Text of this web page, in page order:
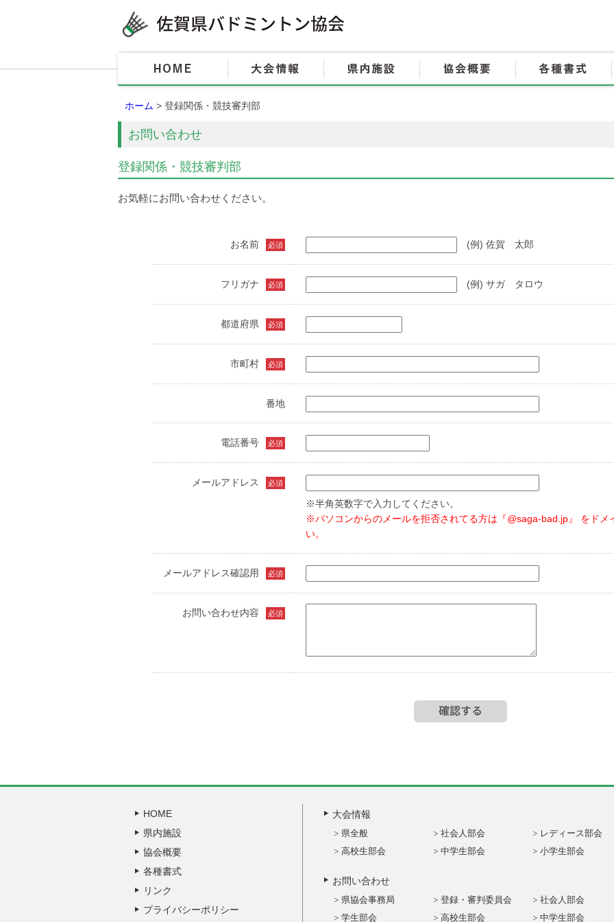
HOME 大会情報 県内施設
ホーム > 登録関係・競技審判部
お問い合わせ
登録関係・競技審判部
お気軽にお問い合わせください。
お名前 必須 (例) 佐賀 太郎
フリガナ 必須 (例) サガ タロウ
都道府県 必須
市町村 必須
番地
電話番号 必須
メールアドレス 必須
※半角英数字で入力してください。
※パソコンからのメールを拒否されてる方は『@saga-bad.jp』 をドメ
い。
メールアドレス確認用 必須
お問い合わせ内容 必須
HOME
県内施設
協会概要
各種書式
リンク
プライバシーポリシー
大会情報
県全般 社会人部会 レディース部会
高校生部会
中学生部会 小学生部会
お問い合わせ
県協会事務局 登録・審判委員会 社会人部会
学生部会
高校生部会 中学生部会